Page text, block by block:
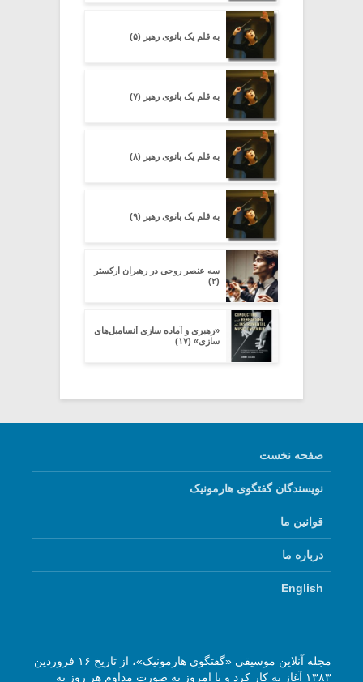
به قلم یک بانوی رهبر (۵)
به قلم یک بانوی رهبر (۷)
به قلم یک بانوی رهبر (۸)
به قلم یک بانوی رهبر (۹)
سه عنصر روحی در رهبران ارکستر
(۲)
«رهبری و آماده سازی آنسامبل‌های
سازی» (۱۷)
صفحه نخست
نویسندگان گفتگوی هارمونیک
قوانین ما
درباره ما
English
مجله آنلاین موسیقی «گفتگوی هارمونیک»، از تاریخ ۱۶ فروردین
۱۳۸۳ آغاز به کار کرد و تا امروز به صورت مداوم هر روز به